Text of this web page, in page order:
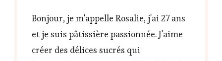
Bonjour, je m'appelle Rosalie, j'ai 27 ans
et je suis pâtissière passionnée. J'aime
créer des délices sucrés qui